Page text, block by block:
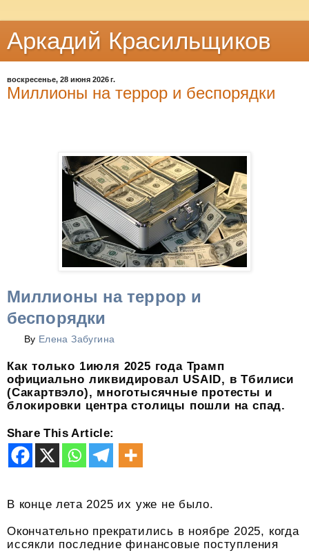
Аркадий Красильщиков
воскресенье, 28 июня 2026 г.
Миллионы на террор и беспорядки
Миллионы на террор и
беспорядки
By Елена Забугина
Как только 1июля 2025 года Трамп
официально ликвидировал USAID, в Тбилиси
(Сакартвэло), многотысячные протесты и
блокировки центра столицы пошли на спад.
Share This Article:
В конце лета 2025 их уже не было.
Окончательно прекратились в ноябре 2025, когда
иссякли последние финансовые поступления